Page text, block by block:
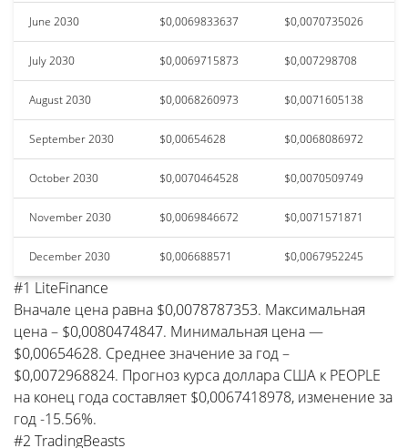
June 2030 $0,0069833637 $0,0070735026
July 2030 $0,0069715873 $0,007298708
August 2030 $0,0068260973 $0,0071605138
September 2030 $0,00654628 $0,0068086972
October 2030 $0,0070464528 $0,0070509749
November 2030 $0,0069846672 $0,0071571871
December 2030 $0,006688571 $0,0067952245
#1 LiteFinance
Вначале цена равна $0,0078787353. Максимальная
цена – $0,0080474847. Минимальная цена —
$0,00654628. Среднее значение за год –
$0,0072968824. Прогноз курса доллара США к PEOPLE
на конец года составляет $0,0067418978, изменение за
год -15.56%.
#2 TradingBeasts